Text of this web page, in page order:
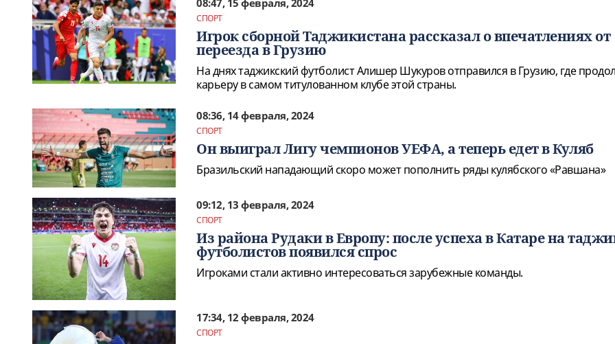
СПОРТ
Игрок сборной Таджикистана рассказал о впечатлениях от
переезда в Грузию
На днях таджикский футболист Алишер Шукуров отправился в Грузию, где
карьеру в самом титулованном клубе этой страны.
08:36, 14 февраля, 2024
СПОРТ
Он выиграл Лигу чемпионов УЕФА, а теперь едет в Куляб
Бразильский нападающий скоро может пополнить ряды кулябского «Равшана»
09:12, 13 февраля, 2024
СПОРТ
Из района Рудаки в Европу: после успеха в Катаре на
футболистов появился спрос
Игроками стали активно интересоваться зарубежные команды.
17:34, 12 февраля, 2024
СПОРТ